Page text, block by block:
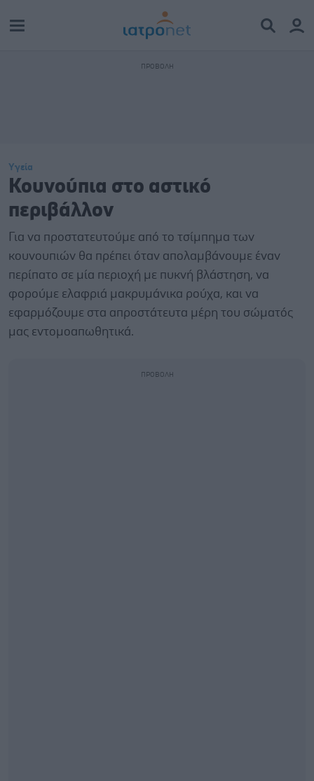
Υγεία
Κουνούπια στο αστικό
περιβάλλον
Για να προστατευτούμε από το τσίμπημα των
κουνουπιών θα πρέπει όταν απολαμβάνουμε έναν
περίπατο σε μία περιοχή με πυκνή βλάστηση, να
φορούμε ελαφριά μακρυμάνικα ρούχα, και να
εφαρμόζουμε στα απροστάτευτα μέρη του σώματός
μας εντομοαπωθητικά.